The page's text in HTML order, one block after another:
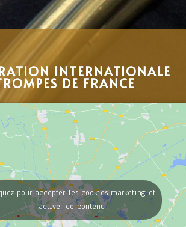
INTERNATIONALE
DE FRANCE
pour accepter les cookies marketing et
activer ce contenu